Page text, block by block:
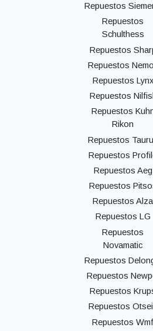
Repuestos
Repuestos
Schulthess
Repuestos
Repuestos
Repuestos Lynx
Repuestos
Repuestos
Rikon
Repuestos
Repuestos
Repuestos Aeg
Repuestos
Repuestos Alza
Repuestos LG
Repuestos
Novamatic
Repuestos
Repuestos
Repuestos
Repuestos
Repuestos Wmf